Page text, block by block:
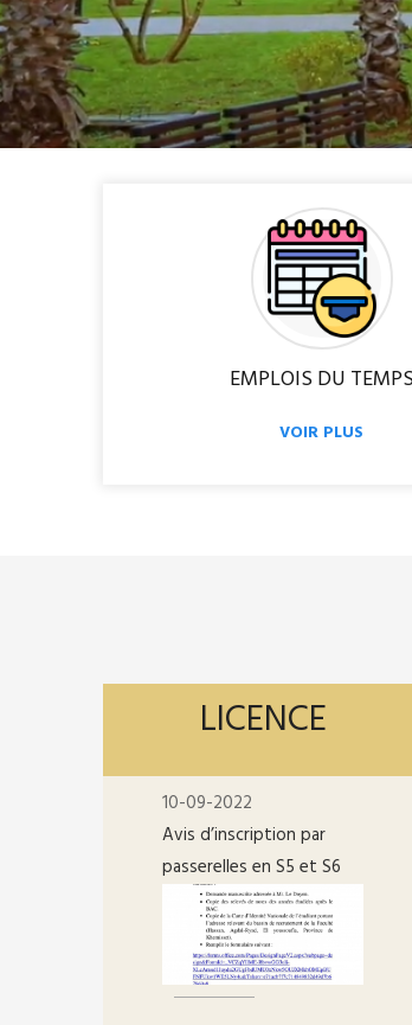
EMPLOIS DU TEMPS
VOIR PLUS
LICENCE
10-09-2022
Avis d’inscription par
passerelles en S5 et S6